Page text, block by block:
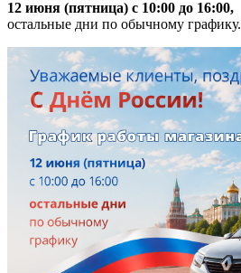
12 июня (пятница) с 10:00 до 16:00,
остальные дни по обычному графику.